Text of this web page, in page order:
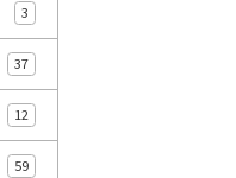
3
37
12
59